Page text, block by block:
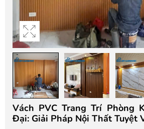
Vách PVC Trang Trí Phòng
Đại: Giải Pháp Nội Thất Tuyệt